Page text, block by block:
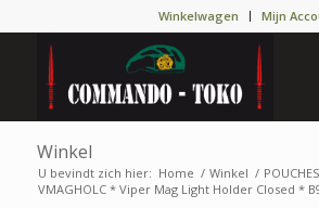
Winkelwagen Mijn
Winkel
U bevindt zich hier: Home / Winkel /
VMAGHOLC * Viper Mag Light Holder Closed *